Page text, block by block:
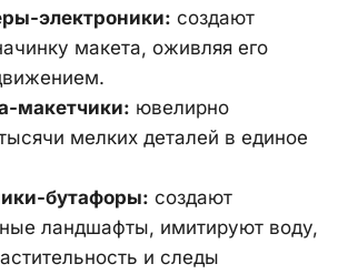
электроники: создают
макета, оживляя его
макетчики: ювелирно
мелких деталей в единое
бутафоры: создают
ландшафты, имитируют воду,
и следы